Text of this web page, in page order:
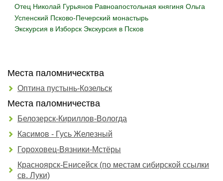
Отец Николай Гурьянов Равноапостольная княгиня Ольга
Успенский Псково-Печерский монастырь
Экскурсия в Изборск Экскурсия в Псков
Места паломническтва
Оптина пустынь-Козельск
Места паломничества
Белозерск-Кириллов-Вологда
Касимов - Гусь Железный
Гороховец-Вязники-Мстёры
Красноярск-Енисейск (по местам сибирской ссылки
св. Луки)